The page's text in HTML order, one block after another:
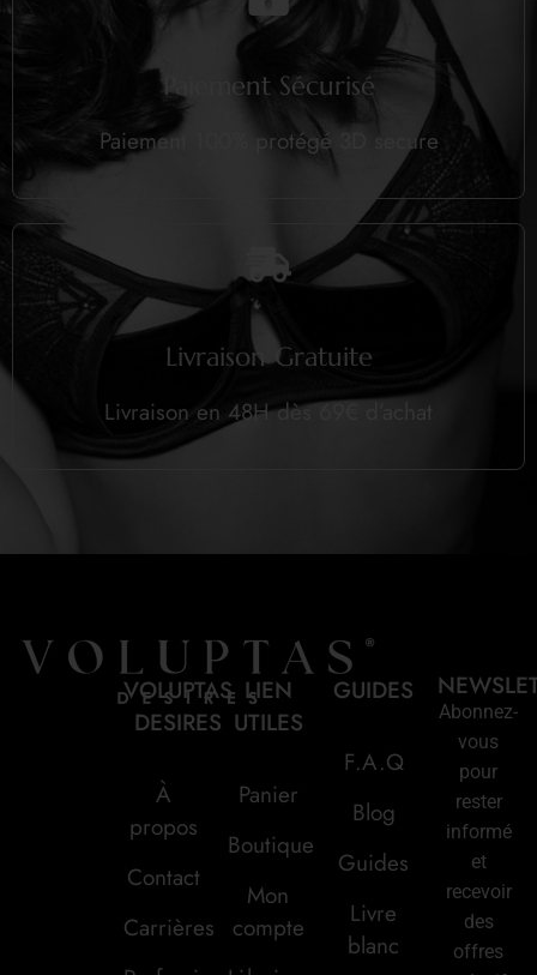
Paiement Sécurisé
Paiement 100% protégé 3D secure
Livraison Gratuite
Livraison en 48H dès 69€ d’achat
VOLUPTAS
DESIRES
À
propos
Contact
Carrières
LIEN
UTILES
Panier
Boutique
Mon
compte
GUIDES
F.A.Q
Blog
Guides
Livre
blanc
Abonnez-
vous
pour
rester
informé
et
recevoir
des
offres